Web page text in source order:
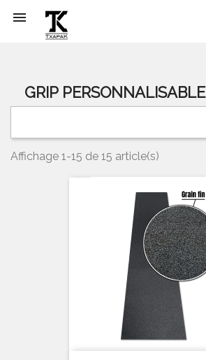

GRIP PERSONNALISABLE
Affichage 1-15 de 15 article(s)